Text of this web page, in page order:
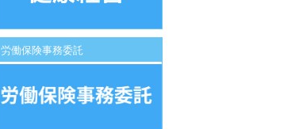
労働保険事務委託